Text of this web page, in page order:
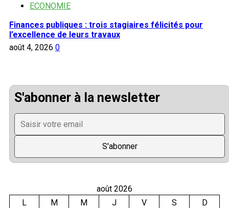
ECONOMIE
Finances publiques : trois stagiaires félicités pour
l’excellence de leurs travaux
août 4, 2026 0
S'abonner à la newsletter
août 2026
L
M M J V S
D